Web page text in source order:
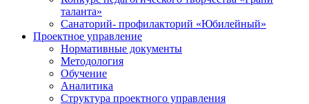
таланта»
Санаторий- профилакторий «Юбилейный»
Проектное управление
Нормативные документы
Методология
Обучение
Аналитика
Структура проектного управления